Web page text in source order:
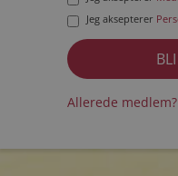
Jeg aksepterer
Allerede